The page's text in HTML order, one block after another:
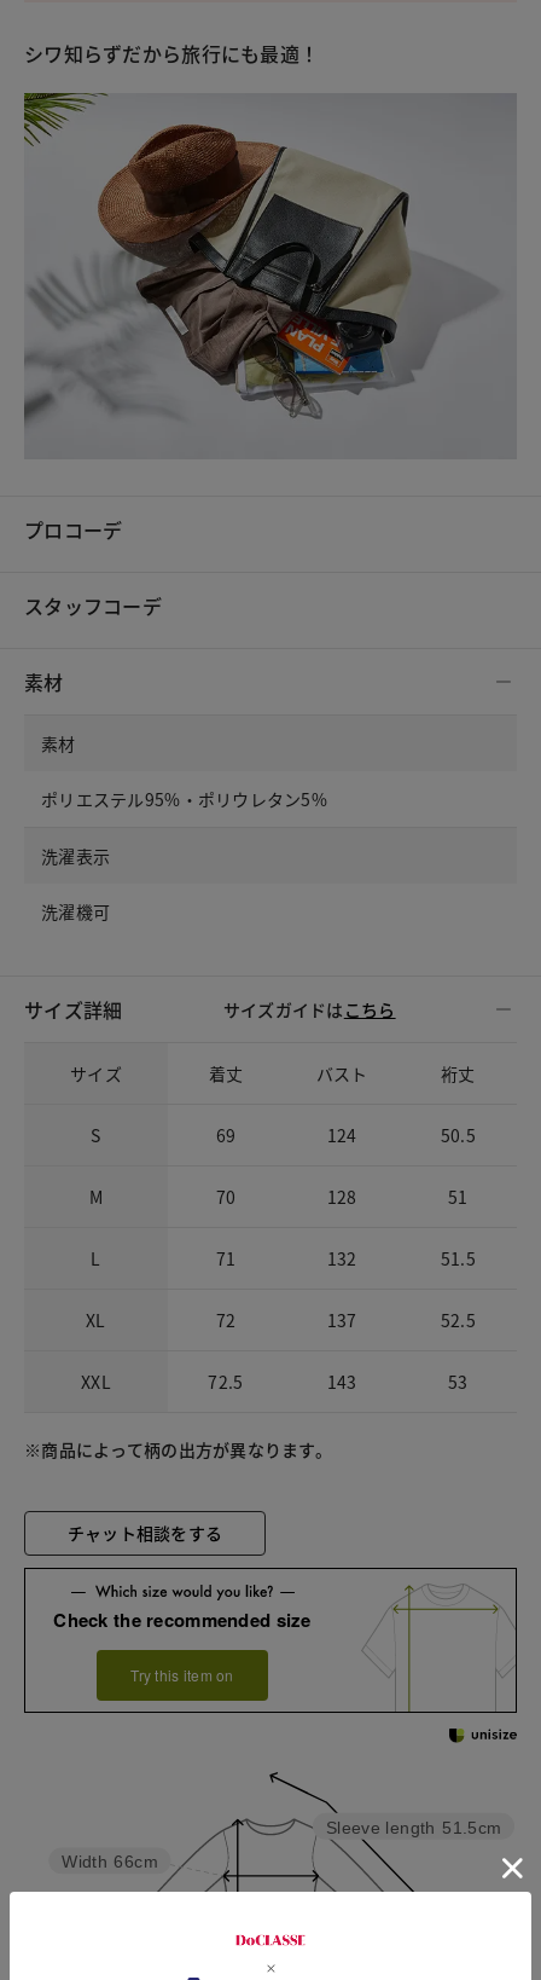
シワ知らずだから旅行にも最適！
プロコーデ
スタッフコーデ
素材
素材
ポリエステル95%・ポリウレタン5%
洗濯表示
洗濯機可
サイズ詳細 サイズガイドは こちら
サイズ 着丈 バスト 裄丈
S 69 124 50.5
M 70 128 51
L 71 132 51.5
XL 72 137 52.5
XXL 72.5 143 53
※商品によって柄の出方が異なります。
チャット相談をする
Check the recommended size
Try this item on
Sleeve length 51.5cm
Width 66cm